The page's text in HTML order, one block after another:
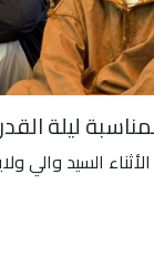
ليلة
السيد والي